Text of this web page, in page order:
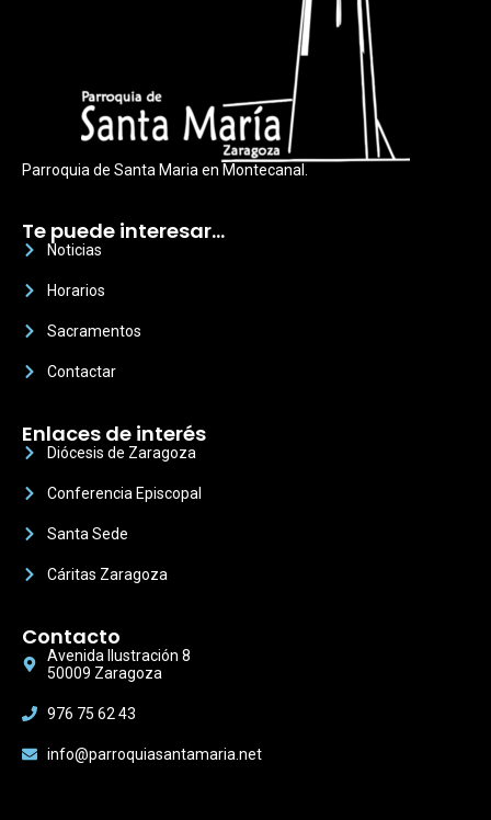
Parroquia de Santa Maria en Montecanal.
Te puede interesar…
Noticias
Horarios
Sacramentos
Contactar
Enlaces de interés
Diócesis de Zaragoza
Conferencia Episcopal
Santa Sede
Cáritas Zaragoza
Contacto
Avenida Ilustración 8
50009 Zaragoza
976 75 62 43
info@parroquiasantamaria.net